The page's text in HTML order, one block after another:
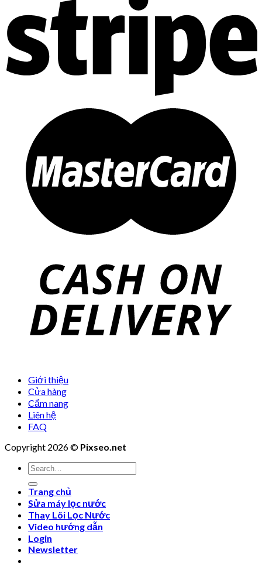
Giới thiệu
Cửa hàng
Cẩm nang
Liên hệ
FAQ
Copyright 2026 © Pixseo.net
Search
for:
Trang chủ
Sửa máy lọc nước
Thay Lõi Lọc Nước
Video hướng dẫn
Login
Newsletter